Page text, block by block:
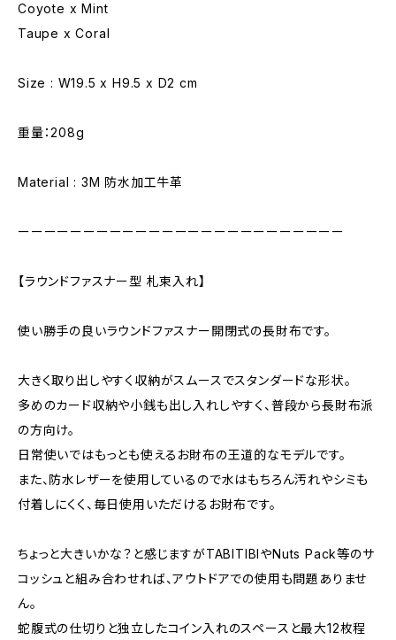
Coyote x Mint
Taupe x Coral
Size : W19.5 x H9.5 x D2 cm
重量：208g
Material : 3M 防水加工牛革
ーーーーーーーーーーーーーーーーーーーーーーーーー
【ラウンドファスナー型 札束入れ】
使い勝手の良いラウンドファスナー開閉式の長財布です。
大きく取り出しやすく収納がスムースでスタンダードな形状。
多めのカード収納や小銭も出し入れしやすく、普段から長財布派
の方向け。
日常使いではもっとも使えるお財布の王道的なモデルです。
また、防水レザーを使用しているので水はもちろん汚れやシミも
付着しにくく、毎日使用いただけるお財布です。
ちょっと大きいかな？と感じますがTABITIBIやNuts Pack等のサ
コッシュと組み合わせれば、アウトドアでの使用も問題ありませ
ん。
蛇腹式の仕切りと独立したコイン入れのスペースと最大12枚程